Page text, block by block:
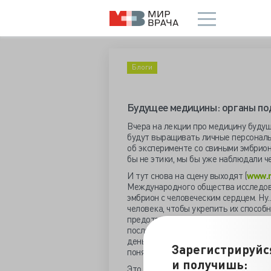
и получишь:
Блоги
Будущее медицины: органы
Вчера на лекции про медицину
будут выращивать личные
об эксперименте со свиными
бы не этики, мы бы уже наблюдали
И тут снова на сцену выходят (
Международного общества
эмбрион с человеческим сердцем.
человека, чтобы укрепить их
предотвращают гибель клеток и
после чего подсадили химерные
день эмбрионы погибли, но
понять по помеченным
Это пока что сообщение на